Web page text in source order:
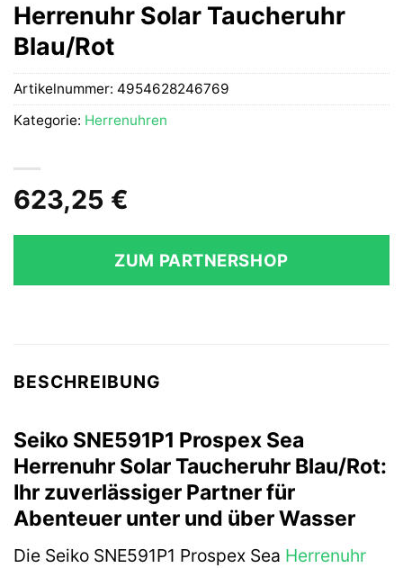
Herrenuhr Solar Taucheruhr
Blau/Rot
623,25 €
ZUM PARTNERSHOP
Artikelnummer: 4954628246769
Kategorie: Herrenuhren
BESCHREIBUNG
Seiko SNE591P1 Prospex Sea
Herrenuhr Solar Taucheruhr Blau/Rot:
Ihr zuverlässiger Partner für
Abenteuer unter und über Wasser
Die Seiko SNE591P1 Prospex Sea Herrenuhr